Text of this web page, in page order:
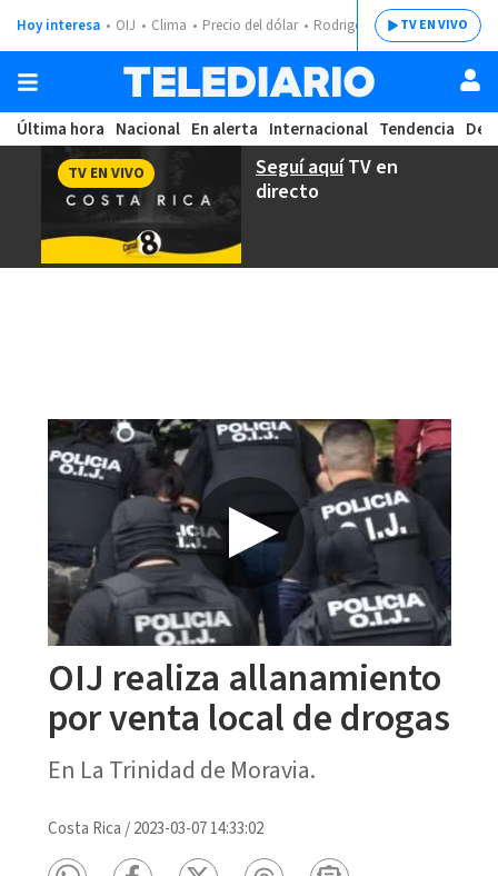
Hoy interesa OIJ Clima Precio del dólar Rodrigo ChavesTV EN VIVO
Última hora Nacional En alerta Internacional Tendencia
Seguí aquíTV en
directo
TV EN VIVO
OIJ realiza allanamiento
por venta local de drogas
En La Trinidad de Moravia.
Costa Rica /2023-03-07 14:33:02